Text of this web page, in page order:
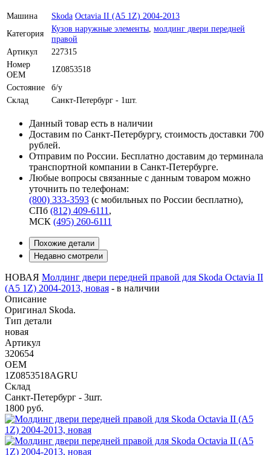
Машина Skoda Octavia II (A5 1Z) 2004-2013
Категория
Кузов наружные элементы молдинг двери передней
правой
Артикул
227315
Номер
OEM
1Z0853518
Состояние
б/у
Склад
Санкт-Петербург - 1шт.
Данный товар есть в наличии
Доставим по Санкт-Петербургу, стоимость доставки 700
рублей.
Отправим по России. Бесплатно доставим до терминала
транспортной компании в Санкт-Петербурге.
Любые вопросы связанные с данным товаром можно
уточнить по телефонам:
(800) 333-3593 (с мобильных по России бесплатно),
СПб (812) 409-6111 ,
МСК (495) 260-6111
Похожие детали
Недавно смотрели
НОВАЯ Молдинг двери передней правой для Skoda Octavia II
(A5 1Z) 2004-2013, новая - в наличии
Описание
Оригинал Skoda.
Тип детали
новая
Артикул
320654
OEM
1Z0853518AGRU
Склад
Санкт-Петербург - 3шт.
1800 руб.